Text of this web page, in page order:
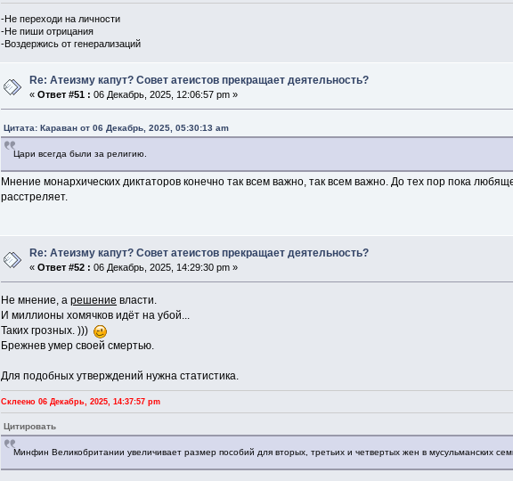
-Не переходи на личности
-Не пиши отрицания
-Воздержись от генерализаций
Re: Атеизму капут? Совет атеистов прекращает деятельность?
«Ответ #51 : 06 Декабрь, 2025, 12:06:57 pm »
Цитата: Караван от 06 Декабрь, 2025, 05:30:13 am
Цари всегда были за религию.
Мнение монархических диктаторов конечно так всем важно, так всем важно. До тех пор пока
расстреляет.
Re: Атеизму капут? Совет атеистов прекращает деятельность?
«Ответ #52 : 06 Декабрь, 2025, 14:29:30 pm »
Не мнение, арешение власти.
И миллионы хомячков идёт на убой...
Таких грозных. )))
Брежнев умер своей смертью.
Для подобных утверждений нужна статистика.
Склеено 06 Декабрь, 2025, 14:37:57 pm
Цитировать
Минфин Великобритании увеличивает размер пособий для вторых, третьих и четвертых жен в мусульманских